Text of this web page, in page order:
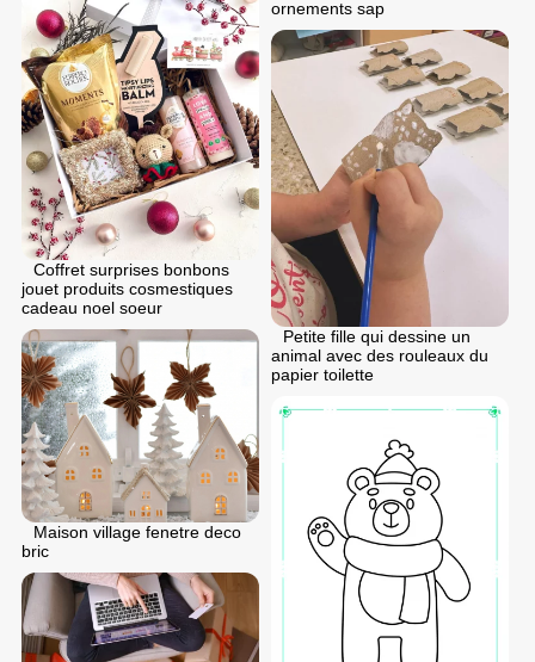
ornements sap
Coffret surprises bonbons
jouet produits cosmestiques
cadeau noel soeur
Petite fille qui dessine un
animal avec des rouleaux du
papier toilette
Maison village fenetre deco
bric